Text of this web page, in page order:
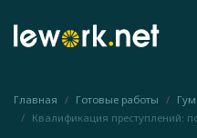
Главная Готовые работы
Квалификация преступлений: